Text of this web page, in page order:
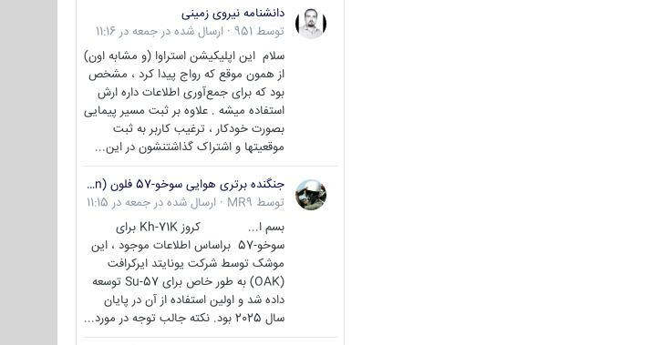
دانشنامه نیروی زمینی
توسط 951
· ارسال شده در جمعه در 11:16
سلام این اپلیکیشن استراوا (و مشابه اون)
از همون موقع که رواج پیدا کرد ، مشخص
بود که برای جمع‌آوری اطلاعات داره ارش
استفاده میشه . علاوه بر ثبت مسیر پیمایی
بصورت خودکار ، ترغیب کاربر به ثبت
موقعیتها و اشتراک‌ گذاشتنشون در این...
جنگنده برتری هوایی سوخو-57 فلون (Su-57/Felon)
توسط MR9
· ارسال شده در جمعه در 11:15
بسم ا... کروز Kh-71K برای
سوخو-57 براساس اطلاعات موجود ، این
موشک توسط شرکت یونایتد ایرکرافت
(OAK) به طور خاص برای Su-57 توسعه
داده شد و اولین استفاده از آن در پایان
سال 2025 بود. نکته جالب توجه در مورد...